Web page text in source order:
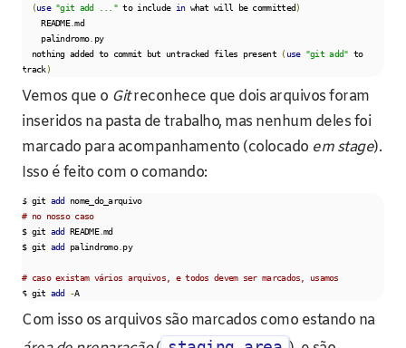
(use "git add ..." to include in what will be committed)
    README
.md
    palindromo
. py
  nothing added to commit but untracked files present
(use "git add" to
track)
Vemos que o Gitreconhece que dois arquivos foram
inseridos na pasta de trabalho, mas nenhum deles foi
marcado para acompanhamento (colocado em stage).
Isso é feito com o comando:
$ git add
nome_do_arquivo
# no nosso caso
$ git add README.md
$ git add palindromo. py
# caso existam vários arquivos, e todos devem ser marcados, usamos
$ git add -A
Com isso os arquivos são marcados como estando na